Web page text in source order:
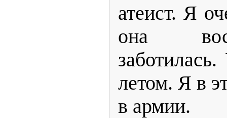
атеист. Я
она
летом. Я в
в армии.